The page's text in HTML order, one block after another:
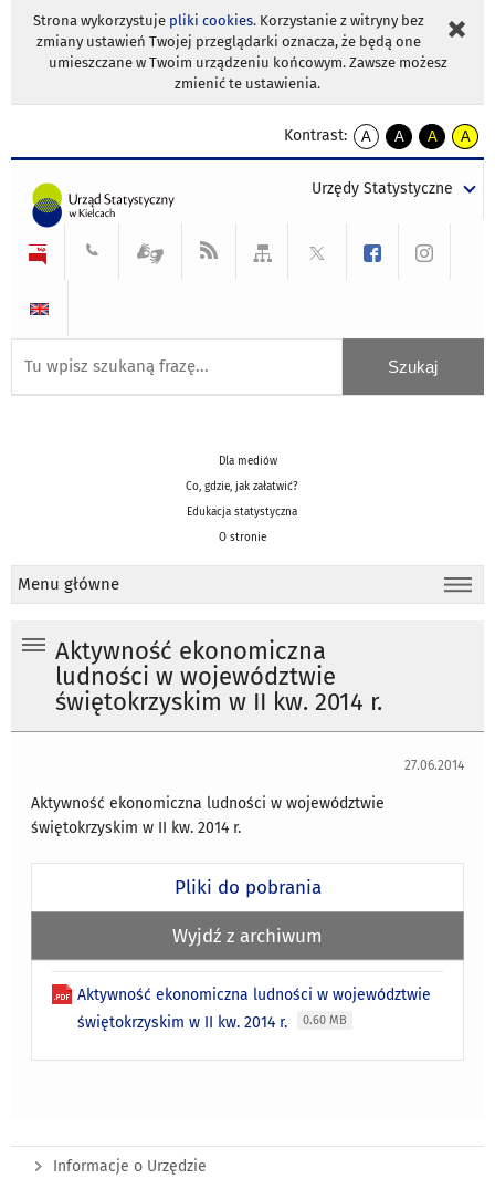
Strona wykorzystuje pliki cookies. Korzystanie z witryny bez
zmiany ustawień Twojej przeglądarki oznacza, że będą one
umieszczane w Twoim urządzeniu końcowym. Zawsze możesz
zmienić te ustawienia.
Kontrast:
A
kontrast
A
kontrast
tekst
czarnym
A
kontrast
tekst
czarnym
A
tekst
żółtym
Urzędy Statystyczne
Dla mediów
Co, gdzie, jak załatwić?
Edukacja statystyczna
O stronie
Menu główne
Aktywność ekonomiczna
ludności w województwie
świętokrzyskim w II kw. 2014 r.
27.06.2014
Aktywność ekonomiczna ludności w województwie
świętokrzyskim w II kw. 2014 r.
Pliki do pobrania
Wyjdź z archiwum
Aktywność ekonomiczna ludności w województwie
świętokrzyskim w II kw. 2014 r.
0.60 MB
Informacje o Urzędzie